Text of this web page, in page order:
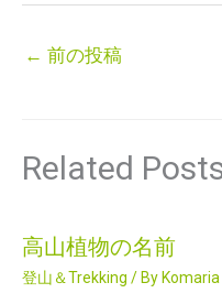
← 前の投稿
Related
高山植物の名前
登山＆Trekking / By Komaria